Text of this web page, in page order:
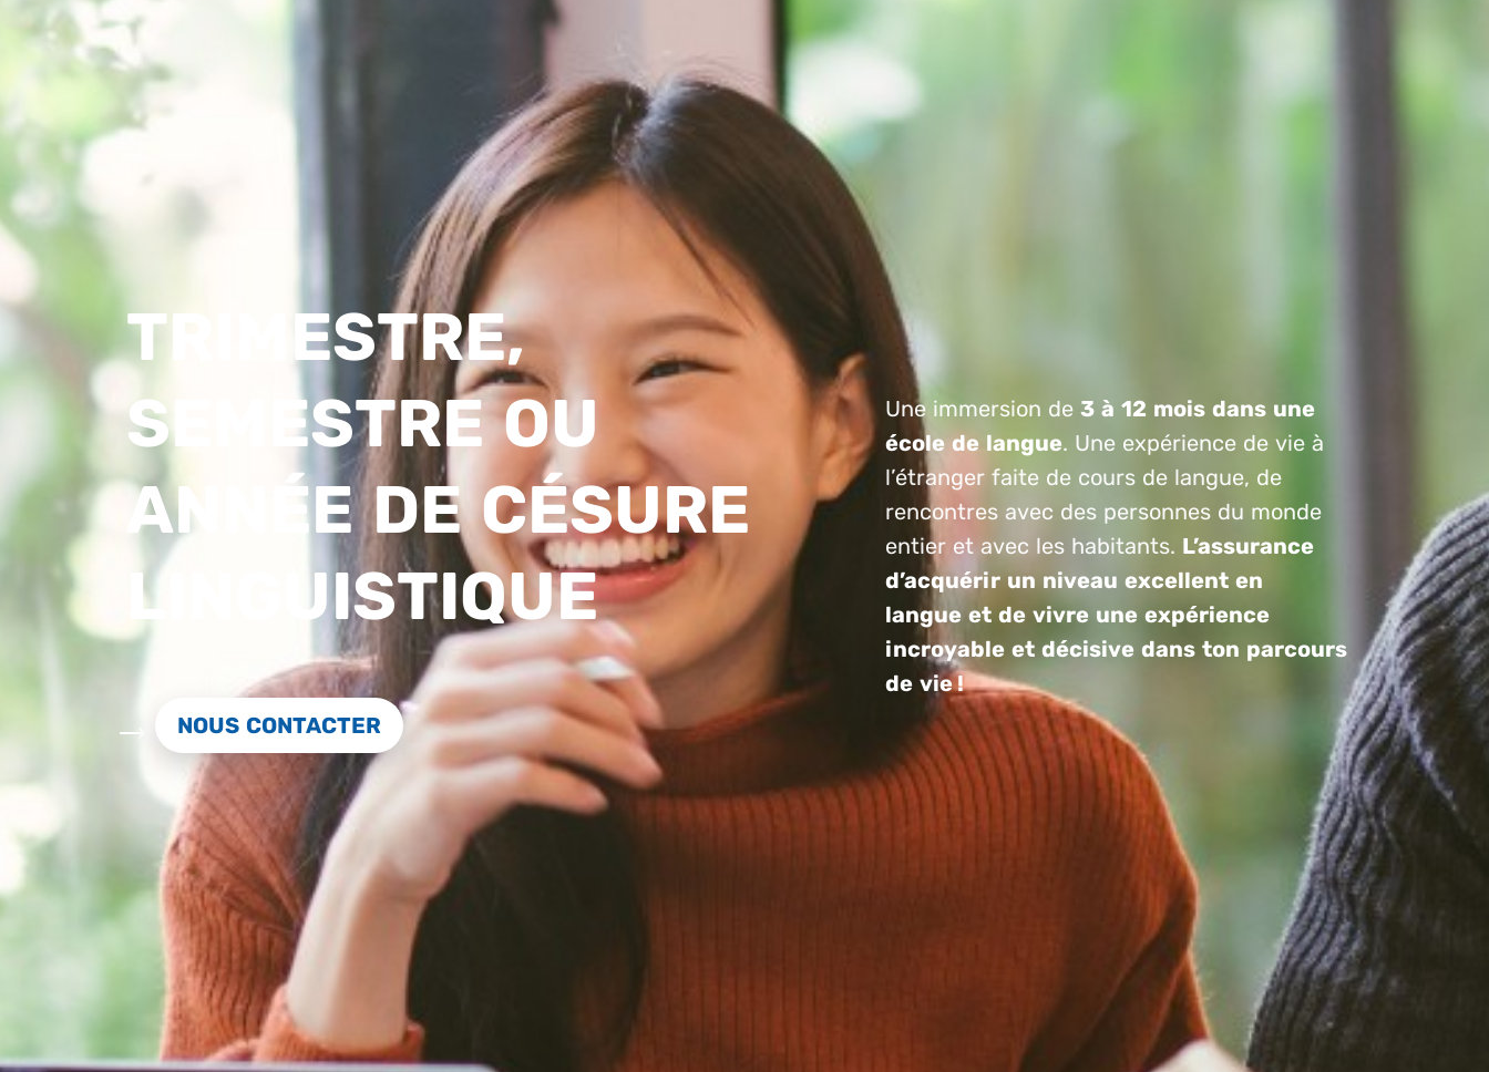
TRIMESTRE,
SEMESTRE OU
ANNÉE DE CÉSURE
LINGUISTIQUE
NOUS CONTACTER
Une immersion de3 à 12 mois dans une
école de langue. Une expérience de vie à
l’étranger faite de cours de langue, de
rencontres avec des personnes du monde
entier et avec les habitants. L’assurance
d’acquérir un niveau excellent en
langue et de vivre une expérience
incroyable et décisive dans ton parcours
de vie !